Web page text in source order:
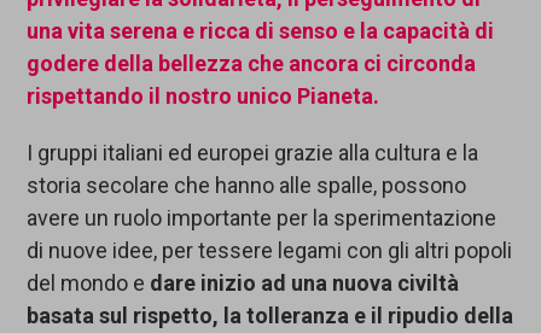
una vita serena e ricca di senso e la capacità di
godere della bellezza che ancora ci circonda
rispettando il nostro unico Pianeta.
I gruppi italiani ed europei grazie alla cultura e la
storia secolare che hanno alle spalle, possono
avere un ruolo importante per la sperimentazione
di nuove idee, per tessere legami con gli altri popoli
del mondo e dare inizio ad una nuova civiltà
basata sul rispetto, la tolleranza e il ripudio della